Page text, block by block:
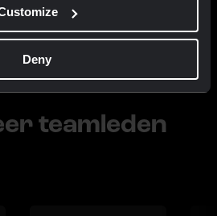
Deny
teamleden